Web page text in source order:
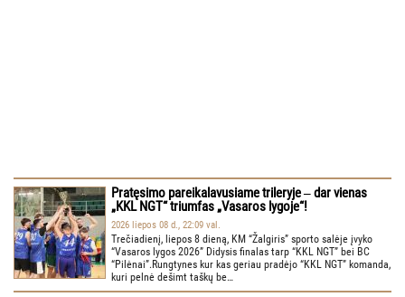
Pratęsimo pareikalavusiame trileryje ‒ dar vienas
„KKL NGT“ triumfas „Vasaros lygoje“!
2026 liepos 08 d., 22:09 val.
Trečiadienį, liepos 8 dieną, KM “Žalgiris” sporto salėje įvyko
“Vasaros lygos 2026” Didysis finalas tarp “KKL NGT” bei BC
“Pilėnai”.Rungtynes kur kas geriau pradėjo “KKL NGT” komanda,
kuri pelnė dešimt taškų be…